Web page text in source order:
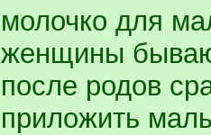
молочко для
женщины
после родов
приложить